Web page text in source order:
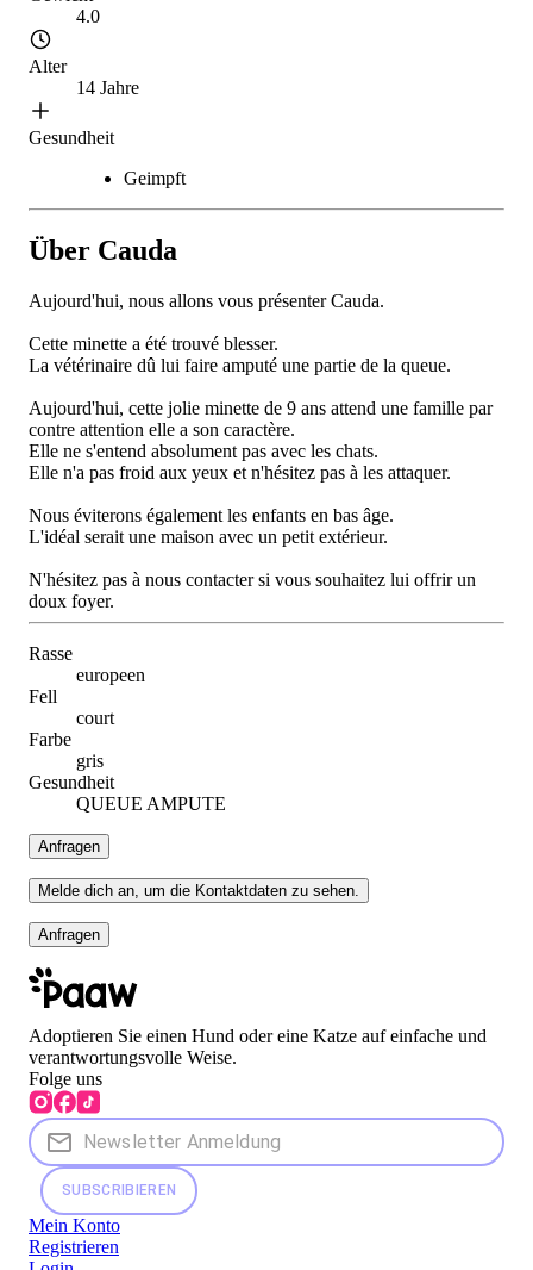
4.0
Alter
14 Jahre
Gesundheit
Geimpft
Über Cauda
Aujourd'hui, nous allons vous présenter Cauda.
Cette minette a été trouvé blesser.
La vétérinaire dû lui faire amputé une partie de la queue.
Aujourd'hui, cette jolie minette de 9 ans attend une famille par
contre attention elle a son caractère.
Elle ne s'entend absolument pas avec les chats.
Elle n'a pas froid aux yeux et n'hésitez pas à les attaquer.
Nous éviterons également les enfants en bas âge.
L'idéal serait une maison avec un petit extérieur.
N'hésitez pas à nous contacter si vous souhaitez lui offrir un
doux foyer.
Rasse
europeen
Fell
court
Farbe
gris
Gesundheit
QUEUE AMPUTE
Anfragen
Melde dich an, um die Kontaktdaten zu sehen.
Anfragen
Adoptieren Sie einen Hund oder eine Katze auf einfache und
verantwortungsvolle Weise.
Folge uns
SUBSCRIBIEREN
Mein Konto
Registrieren